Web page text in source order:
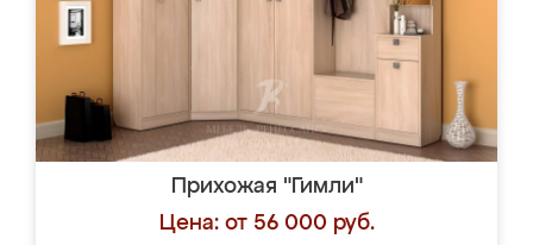
Прихожая "Гимли"
Цена: от 56 000 руб.